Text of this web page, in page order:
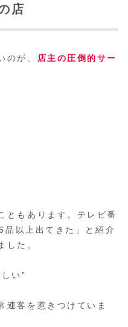
店
のが、
店主の圧倒的サー
ともあります。テレビ番
以上出てきた」と紹介
した。
い”
連客を惹きつけていま